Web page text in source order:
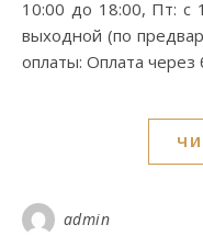
10:00 до 18:00, Пт: с
выходной (по
оплаты: Оплата через
admin